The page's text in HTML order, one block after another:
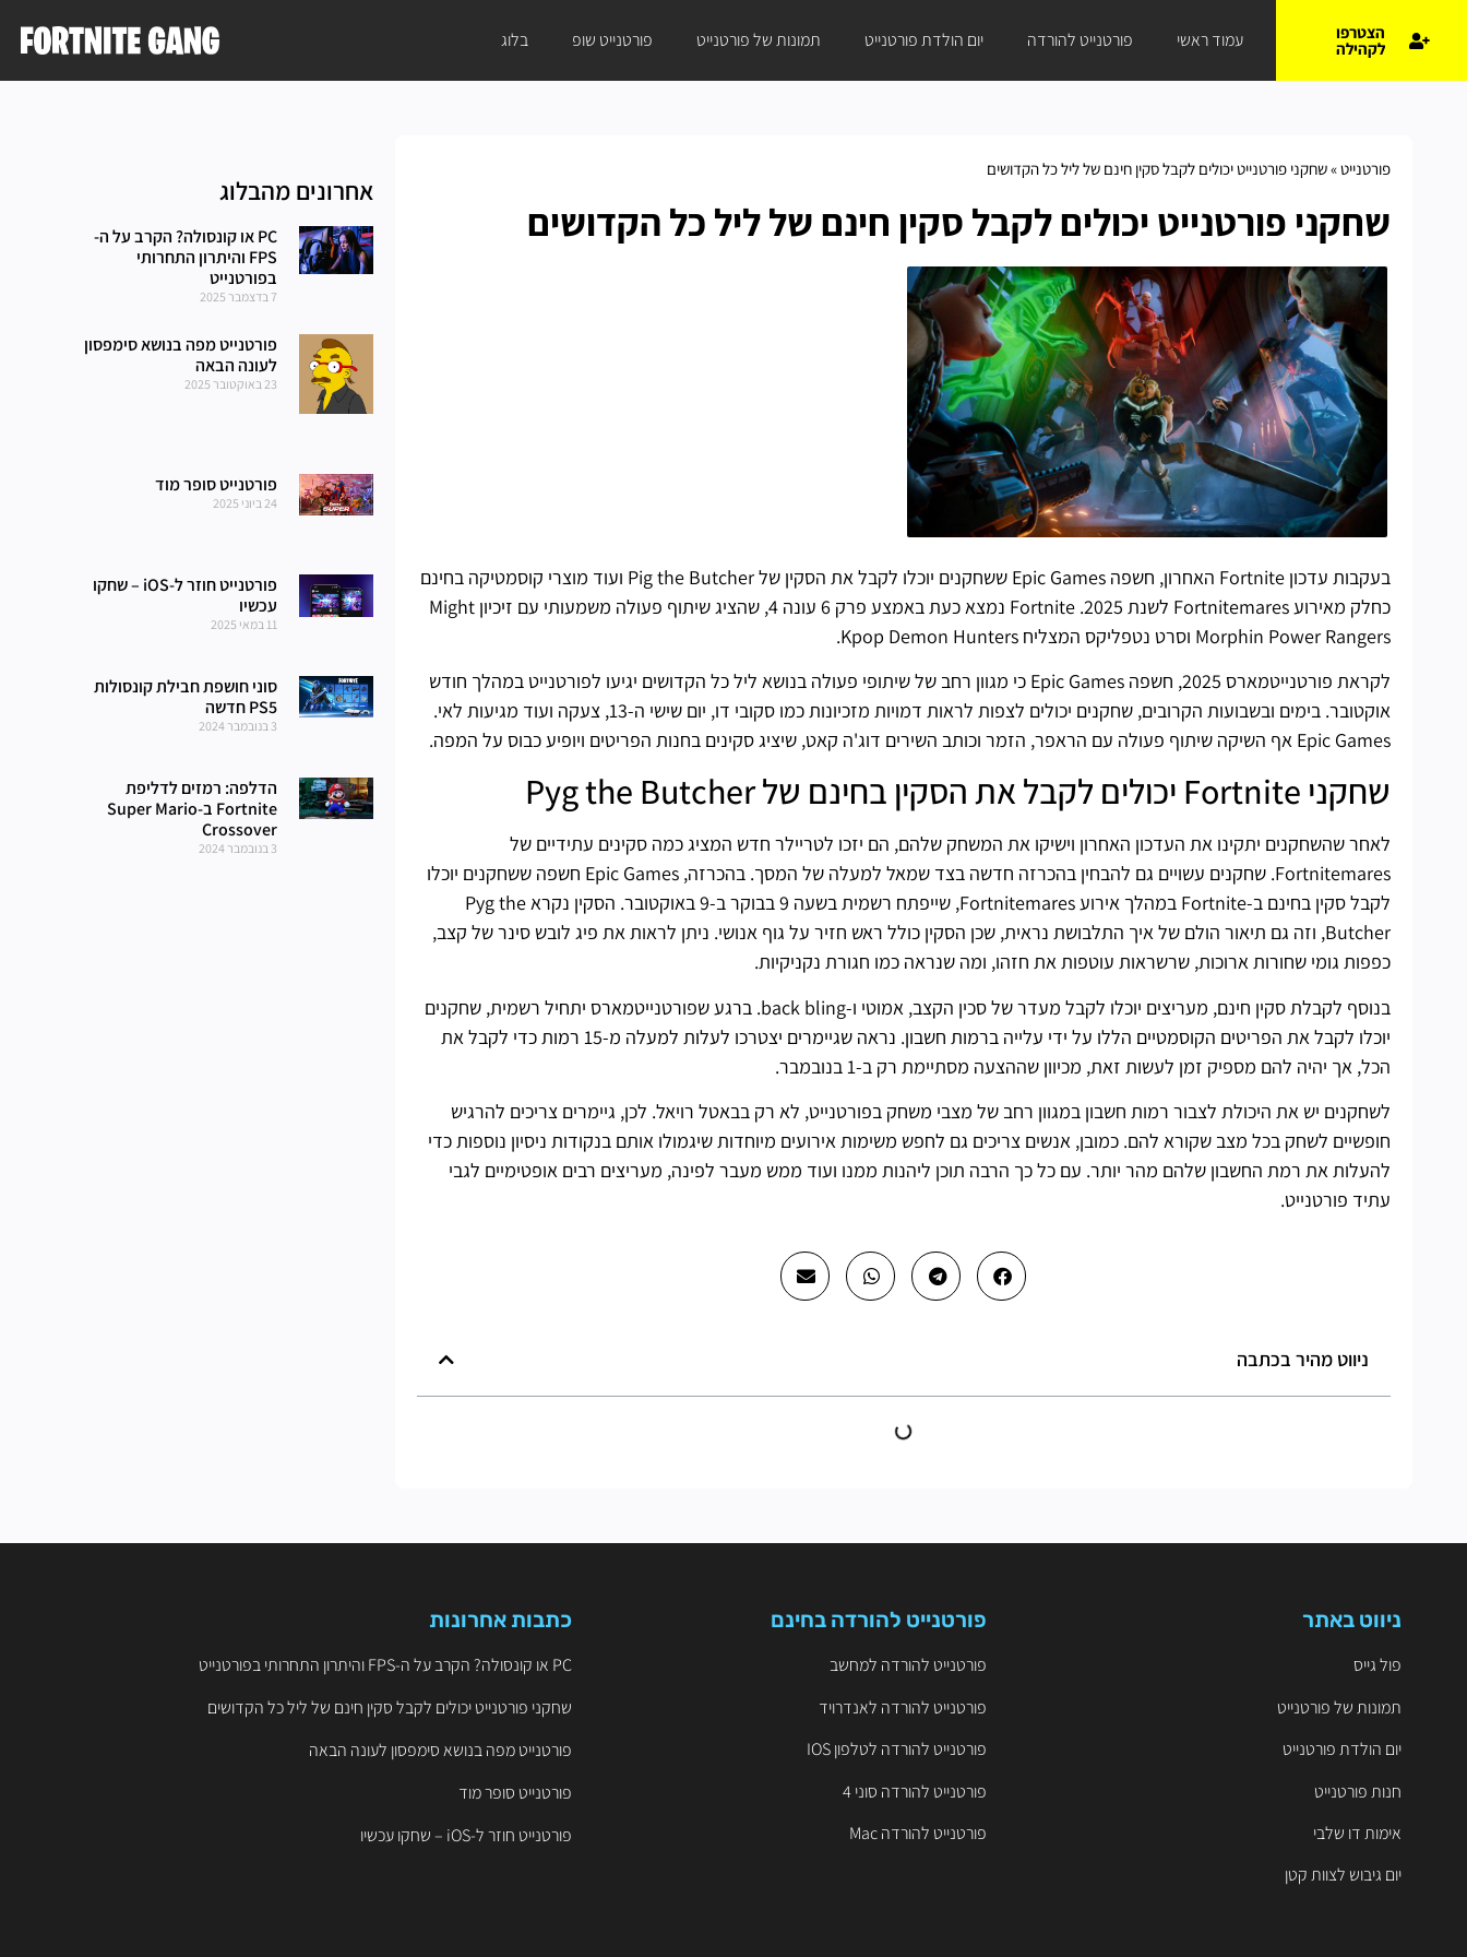
הצטרפו
לקהילה עמוד ראשי פורטנייט להורדה יום הולדת פורטנייט תמונות של פורטנייט פורטנייט שופ בלוג
פורטנייט»שחקני פורטנייט יכולים לקבל סקין חינם של ליל כל הקדושים
שחקני פורטנייט יכולים לקבל סקין חינם של ליל כל הקדושים
בעקבות עדכון Fortnite האחרון, חשפה Epic Games ששחקנים יוכלו לקבל את הסקין של Pig the Butcher ועוד מוצרי קוסמטיקה בחינם
כחלק מאירוע Fortnitemares לשנת 2025. Fortnite נמצא כעת באמצע פרק 6 עונה 4, שהציג שיתוף פעולה משמעותי עם זיכיון Might
Morphin Power Rangers וסרט נטפליקס המצליח Kpop Demon Hunters.
לקראת פורטנייטמארס 2025, חשפה Epic Games כי מגוון רחב של שיתופי פעולה בנושא ליל כל הקדושים יגיעו לפורטנייט במהלך חודש
אוקטובר. בימים ובשבועות הקרובים, שחקנים יכולים לצפות לראות דמויות מזכיונות כמו סקובי דו, יום שישי ה-13, צעקה ועוד מגיעות לאי.
Epic Games אף השיקה שיתוף פעולה עם הראפר, הזמר וכותב השירים דוג'ה קאט, שיציג סקינים בחנות הפריטים ויופיע כבוס על המפה.
שחקני Fortnite יכולים לקבל את הסקין בחינם של Pyg the Butcher
לאחר שהשחקנים יתקינו את העדכון האחרון וישיקו את המשחק שלהם, הם יזכו לטריילר חדש המציג כמה סקינים עתידיים של
Fortnitemares. שחקנים עשויים גם להבחין בהכרזה חדשה בצד שמאל למעלה של המסך. בהכרזה, Epic Games חשפה ששחקנים יוכלו
לקבל סקין בחינם ב-Fortnite במהלך אירוע Fortnitemares, שייפתח רשמית בשעה 9 בבוקר ב-9 באוקטובר. הסקין נקרא Pyg the
Butcher, וזה גם תיאור הולם של איך התלבושת נראית, שכן הסקין כולל ראש חזיר על גוף אנושי. ניתן לראות את פיג לובש סינר של קצב,
כפפות גומי שחורות ארוכות, שרשראות עוטפות את חזהו, ומה שנראה כמו חגורת נקניקיות.
בנוסף לקבלת סקין חינם, מעריצים יוכלו לקבל מעדר של סכין הקצב, אמוטי ו-back bling. ברגע שפורטנייטמארס יתחיל רשמית, שחקנים
יוכלו לקבל את הפריטים הקוסמטיים הללו על ידי עלייה ברמות חשבון. נראה שגיימרים יצטרכו לעלות למעלה מ-15 רמות כדי לקבל את
הכל, אך יהיה להם מספיק זמן לעשות זאת, מכיוון שההצעה מסתיימת רק ב-1 בנובמבר.
לשחקנים יש את היכולת לצבור רמות חשבון במגוון רחב של מצבי משחק בפורטנייט, לא רק בבאטל רויאל. לכן, גיימרים צריכים להרגיש
חופשיים לשחק בכל מצב שקורא להם. כמובן, אנשים צריכים גם לחפש משימות אירועים מיוחדות שיגמולו אותם בנקודות ניסיון נוספות כדי
להעלות את רמת החשבון שלהם מהר יותר. עם כל כך הרבה תוכן ליהנות ממנו ועוד ממש מעבר לפינה, מעריצים רבים אופטימיים לגבי
עתיד פורטנייט.
ניווט מהיר בכתבה
אחרונים מהבלוג
PC או קונסולה? הקרב על ה-
FPS והיתרון התחרותי
בפורטנייט
7 בדצמבר 2025
פורטנייט מפה בנושא סימפסון
לעונה הבאה
23 באוקטובר 2025
פורטנייט סופר מוד
24 ביוני 2025
פורטנייט חוזר ל-iOS – שחקו
עכשיו
11 במאי 2025
סוני חושפת חבילת קונסולות
PS5 חדשה
3 בנובמבר 2024
הדלפה: רמזים לדליפת
Fortnite ב-Super Mario
Crossover
3 בנובמבר 2024
ניווט באתר
פול גייס
תמונות של פורטנייט
יום הולדת פורטנייט
חנות פורטנייט
אימות דו שלבי
יום גיבוש לצוות קטן
פורטנייט להורדה בחינם
פורטנייט להורדה למחשב
פורטנייט להורדה לאנדרויד
פורטנייט להורדה לטלפון IOS
פורטנייט להורדה סוני 4
פורטנייט להורדה Mac
כתבות אחרונות
PC או קונסולה? הקרב על ה-FPS והיתרון התחרותי בפורטנייט
שחקני פורטנייט יכולים לקבל סקין חינם של ליל כל הקדושים
פורטנייט מפה בנושא סימפסון לעונה הבאה
פורטנייט סופר מוד
פורטנייט חוזר ל-iOS – שחקו עכשיו